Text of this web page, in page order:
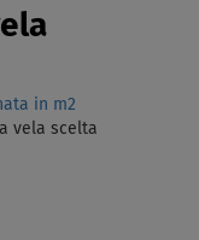
in m2
vela scelta